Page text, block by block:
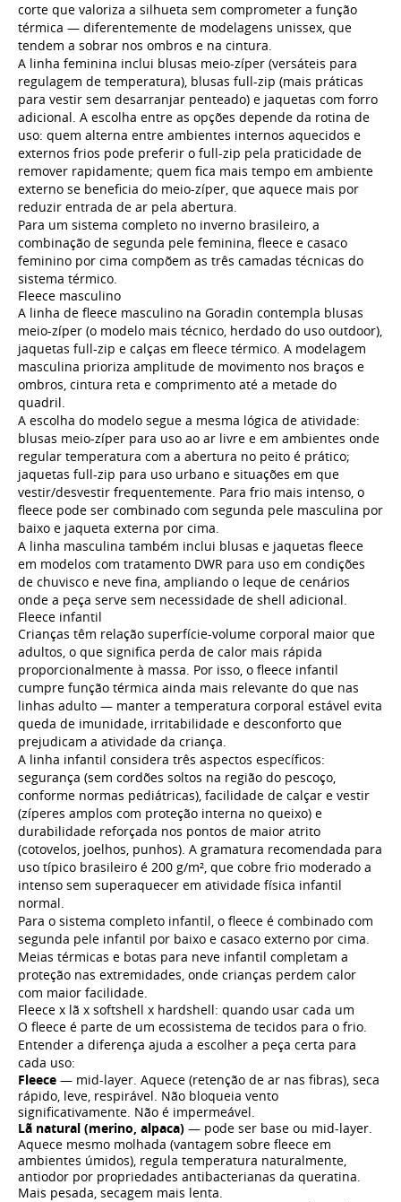
corte que valoriza a silhueta sem comprometer a função
térmica — diferentemente de modelagens unissex, que
tendem a sobrar nos ombros e na cintura.
A linha feminina inclui blusas meio-zíper (versáteis para
regulagem de temperatura), blusas full-zip (mais práticas
para vestir sem desarranjar penteado) e jaquetas com forro
adicional. A escolha entre as opções depende da rotina de
uso: quem alterna entre ambientes internos aquecidos e
externos frios pode preferir o full-zip pela praticidade de
remover rapidamente; quem fica mais tempo em ambiente
externo se beneficia do meio-zíper, que aquece mais por
reduzir entrada de ar pela abertura.
Para um sistema completo no inverno brasileiro, a
combinação de segunda pele feminina, fleece e casaco
feminino por cima compõem as três camadas técnicas do
sistema térmico.
Fleece masculino
A linha de fleece masculino na Goradin contempla blusas
meio-zíper (o modelo mais técnico, herdado do uso outdoor),
jaquetas full-zip e calças em fleece térmico. A modelagem
masculina prioriza amplitude de movimento nos braços e
ombros, cintura reta e comprimento até a metade do
quadril.
A escolha do modelo segue a mesma lógica de atividade:
blusas meio-zíper para uso ao ar livre e em ambientes onde
regular temperatura com a abertura no peito é prático;
jaquetas full-zip para uso urbano e situações em que
vestir/desvestir frequentemente. Para frio mais intenso, o
fleece pode ser combinado com segunda pele masculina por
baixo e jaqueta externa por cima.
A linha masculina também inclui blusas e jaquetas fleece
em modelos com tratamento DWR para uso em condições
de chuvisco e neve fina, ampliando o leque de cenários
onde a peça serve sem necessidade de shell adicional.
Fleece infantil
Crianças têm relação superfície-volume corporal maior que
adultos, o que significa perda de calor mais rápida
proporcionalmente à massa. Por isso, o fleece infantil
cumpre função térmica ainda mais relevante do que nas
linhas adulto — manter a temperatura corporal estável evita
queda de imunidade, irritabilidade e desconforto que
prejudicam a atividade da criança.
A linha infantil considera três aspectos específicos:
segurança (sem cordões soltos na região do pescoço,
conforme normas pediátricas), facilidade de calçar e vestir
(zíperes amplos com proteção interna no queixo) e
durabilidade reforçada nos pontos de maior atrito
(cotovelos, joelhos, punhos). A gramatura recomendada para
uso típico brasileiro é 200 g/m², que cobre frio moderado a
intenso sem superaquecer em atividade física infantil
normal.
Para o sistema completo infantil, o fleece é combinado com
segunda pele infantil por baixo e casaco externo por cima.
Meias térmicas e botas para neve infantil completam a
proteção nas extremidades, onde crianças perdem calor
com maior facilidade.
Fleece x lã x softshell x hardshell: quando usar cada um
O fleece é parte de um ecossistema de tecidos para o frio.
Entender a diferença ajuda a escolher a peça certa para
cada uso:
Fleece — mid-layer. Aquece (retenção de ar nas fibras), seca
rápido, leve, respirável. Não bloqueia vento
significativamente. Não é impermeável.
Lã natural (merino, alpaca) — pode ser base ou mid-layer.
Aquece mesmo molhada (vantagem sobre fleece em
ambientes úmidos), regula temperatura naturalmente,
antiodor por propriedades antibacterianas da queratina.
Mais pesada, secagem mais lenta.